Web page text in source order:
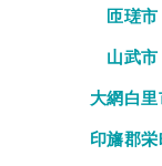
匝瑳市
山武市
大網白里
印旛郡